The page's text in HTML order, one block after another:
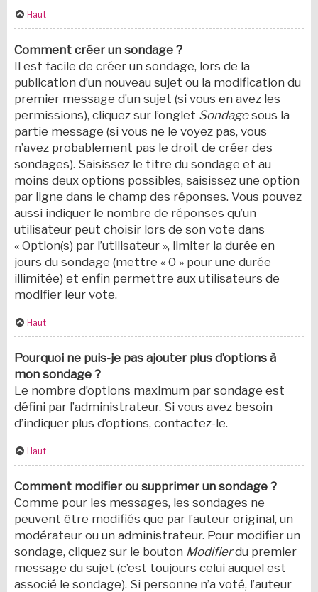
Haut
Comment créer un sondage ?
Il est facile de créer un sondage, lors de la
publication d’un nouveau sujet ou la modification du
premier message d’un sujet (si vous en avez les
permissions), cliquez sur l’onglet Sondagesous la
partie message (si vous ne le voyez pas, vous
n’avez probablement pas le droit de créer des
sondages). Saisissez le titre du sondage et au
moins deux options possibles, saisissez une option
par ligne dans le champ des réponses. Vous pouvez
aussi indiquer le nombre de réponses qu’un
utilisateur peut choisir lors de son vote dans
« Option(s) par l’utilisateur », limiter la durée en
jours du sondage (mettre « 0 » pour une durée
illimitée) et enfin permettre aux utilisateurs de
modifier leur vote.
Haut
Pourquoi ne puis-je pas ajouter plus d’options à
mon sondage ?
Le nombre d’options maximum par sondage est
défini par l’administrateur. Si vous avez besoin
d’indiquer plus d’options, contactez-le.
Haut
Comment modifier ou supprimer un sondage ?
Comme pour les messages, les sondages ne
peuvent être modifiés que par l’auteur original, un
modérateur ou un administrateur. Pour modifier un
sondage, cliquez sur le bouton Modifierdu premier
message du sujet (c’est toujours celui auquel est
associé le sondage). Si personne n’a voté, l’auteur